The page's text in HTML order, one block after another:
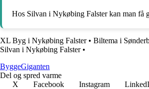
Hos Silvan i Nykøbing Falster kan man få
XL Byg i Nykøbing Falster• Biltema i
Silvan i Nykøbing Falster•
ByggeGiganten
Del og spred varme
X
Facebook Instagram